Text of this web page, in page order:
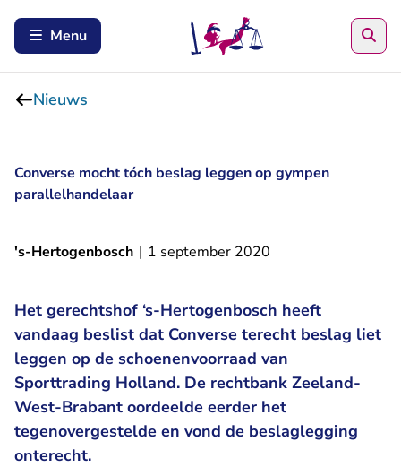
Menu
Nieuws
Converse mocht tóch beslag leggen op gympen
parallelhandelaar
's-Hertogenbosch | 1 september 2020
Het gerechtshof ‘s-Hertogenbosch heeft
vandaag beslist dat Converse terecht beslag liet
leggen op de schoenenvoorraad van
Sporttrading Holland. De rechtbank Zeeland-
West-Brabant oordeelde eerder het
tegenovergestelde en vond de beslaglegging
onterecht.